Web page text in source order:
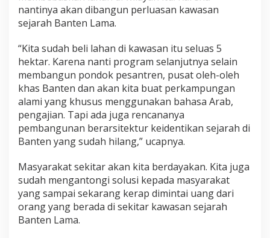
nantinya akan dibangun perluasan kawasan
sejarah Banten Lama.
“Kita sudah beli lahan di kawasan itu seluas 5
hektar. Karena nanti program selanjutnya selain
membangun pondok pesantren, pusat oleh-oleh
khas Banten dan akan kita buat perkampungan
alami yang khusus menggunakan bahasa Arab,
pengajian. Tapi ada juga rencananya
pembangunan berarsitektur keidentikan sejarah di
Banten yang sudah hilang,” ucapnya.
Masyarakat sekitar akan kita berdayakan. Kita juga
sudah mengantongi solusi kepada masyarakat
yang sampai sekarang kerap dimintai uang dari
orang yang berada di sekitar kawasan sejarah
Banten Lama.